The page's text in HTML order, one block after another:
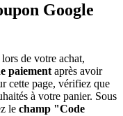
Google
lors de votre achat,
paiement après avoir
cette page, vérifiez que
à votre panier. Sous
le champ "Code